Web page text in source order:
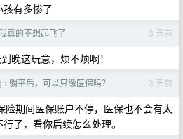
有多惨了
真的不想起飞了 3 天前
晚这玩意，烦不烦啊！
› 躺平后，可以只缴医保吗？ 3 天前
险期间医保账户不停，医保也不会有太
了，看你后续怎么处理。